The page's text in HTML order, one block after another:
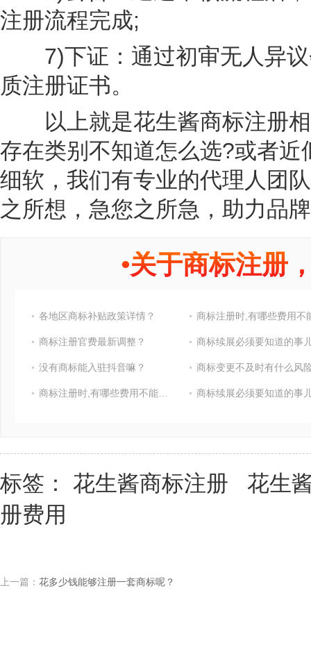
注册流程完成;
7)下证：通过初审无人异议
质注册证书。
以上就是花生酱商标注册相
存在类别不知道怎么选?或者
细软，我们有专业的代理人团
之所想，急您之所急，助力品
•关于商标注册
各地区商标补贴政策详情？
商标注册官费最新调整？ 商标续展必须要知道的事
没有商标能入驻抖音嘛？ 商标变更不及时有什么风
商标续展必须要知道的事
标签： 花生酱商标注册
花生
册费用
上一篇： 花多少钱能够注册一套商标呢？